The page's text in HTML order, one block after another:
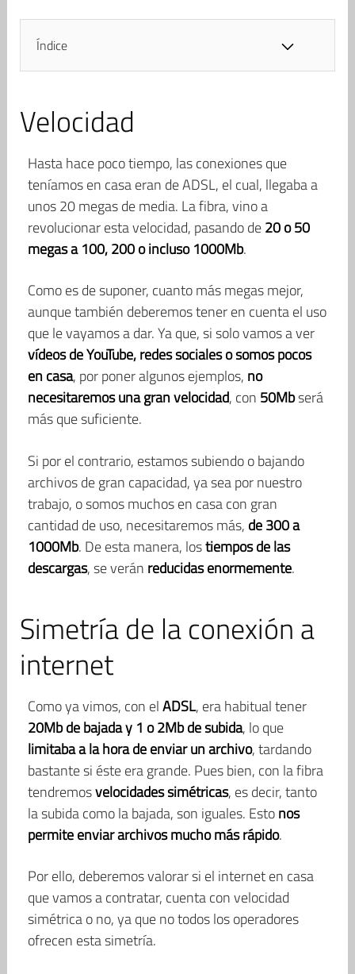
Índice
Velocidad
Hasta hace poco tiempo, las conexiones que
teníamos en casa eran de ADSL, el cual, llegaba a
unos 20 megas de media. La fibra, vino a
revolucionar esta velocidad, pasando de20 o 50
megas a 100, 200 o incluso 1000Mb.
Como es de suponer, cuanto más megas mejor,
aunque también deberemos tener en cuenta el uso
que le vayamos a dar. Ya que, si solo vamos a ver
vídeos de YouTube, redes sociales o somos pocos
en casa, por poner algunos ejemplos, no
necesitaremos una gran velocidad, con 50Mbserá
más que suficiente.
Si por el contrario, estamos subiendo o bajando
archivos de gran capacidad, ya sea por nuestro
trabajo, o somos muchos en casa con gran
cantidad de uso, necesitaremos más, de 300 a
1000Mb. De esta manera, lostiempos de las
descargas, se verán reducidas enormemente.
Simetría de la conexión a
internet
Como ya vimos, con elADSL, era habitual tener
20Mb de bajada y 1 o 2Mb de subida, lo que
limitaba a la hora de enviar un archivo, tardando
bastante si éste era grande. Pues bien, con la fibra
tendremosvelocidades simétricas, es decir, tanto
la subida como la bajada, son iguales. Estonos
permite enviar archivos mucho más rápido.
Por ello, deberemos valorar si el internet en casa
que vamos a contratar, cuenta con velocidad
simétrica o no, ya que no todos los operadores
ofrecen esta simetría.